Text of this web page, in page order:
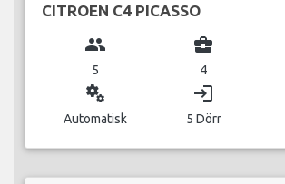
CITROEN C4 PICASSO
group
5
business_center
4
miscellaneous_services
Automatisk
login
5 Dörr